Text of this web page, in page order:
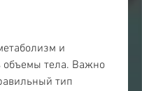
объемы тела. Важно
тип